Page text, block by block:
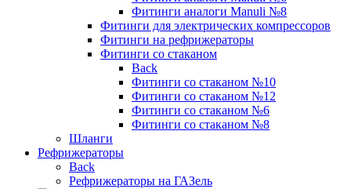
Фитинги аналоги Manuli №8
Фитинги для электрических компрессоров
Фитинги на рефрижераторы
Фитинги со стаканом
Back
Фитинги со стаканом №10
Фитинги со стаканом №12
Фитинги со стаканом №6
Фитинги со стаканом №8
Шланги
Рефрижераторы
Back
Рефрижераторы на ГАЗель